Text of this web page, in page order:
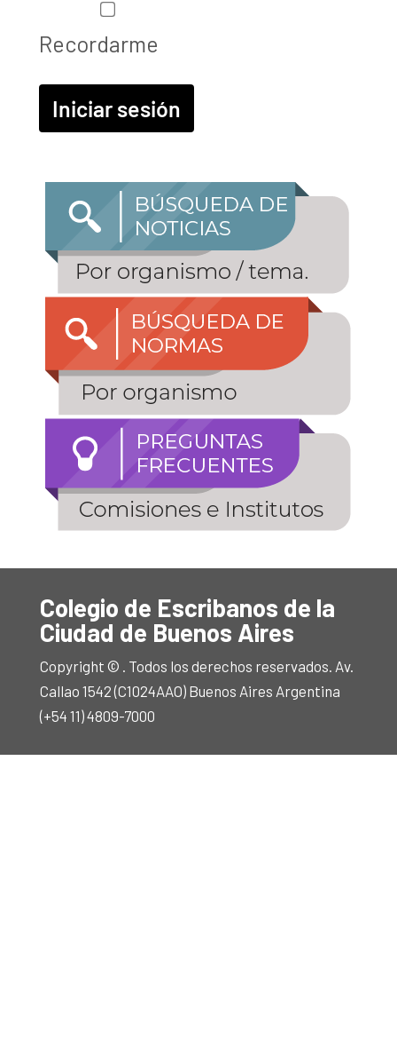
Recordarme
Colegio de Escribanos de la
Ciudad de Buenos Aires
Copyright © . Todos los derechos reservados. Av.
Callao 1542 (C1024AAO) Buenos Aires Argentina
(+54 11) 4809-7000